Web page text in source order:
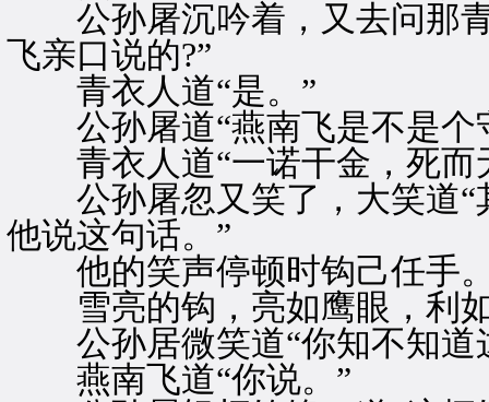
公孙屠沉吟着，又去问那青
飞亲口说的?”
青衣人道“是。”
公孙屠道“燕南飞是不是个
青衣人道“一诺干金，死而
公孙屠忽又笑了，大笑道“
他说这句话。”
他的笑声停顿时钩己任手
雪亮的钩，亮如鹰眼，利如
公孙居微笑道“你知不知道
燕南飞道“你说。”